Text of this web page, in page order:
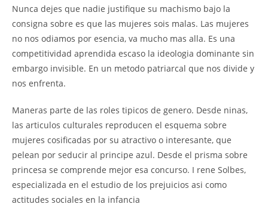
Nunca dejes que nadie justifique su machismo bajo la
consigna sobre es que las mujeres sois malas. Las mujeres
no nos odiamos por esencia, va mucho mas alla. Es una
competitividad aprendida escaso la ideologia dominante sin
embargo invisible. En un metodo patriarcal que nos divide y
nos enfrenta.
Maneras parte de las roles tipicos de genero. Desde ninas,
las articulos culturales reproducen el esquema sobre
mujeres cosificadas por su atractivo o interesante, que
pelean por seducir al principe azul. Desde el prisma sobre
princesa se comprende mejor esa concurso. I rene Solbes,
especializada en el estudio de los prejuicios asi como
actitudes sociales en la infancia